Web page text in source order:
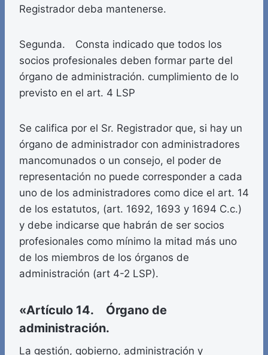
Registrador deba mantenerse.
Segunda. Consta indicado que todos los
socios profesionales deben formar parte del
órgano de administración. cumplimiento de lo
previsto en el art. 4 LSP
Se califica por el Sr. Registrador que, si hay un
órgano de administrador con administradores
mancomunados o un consejo, el poder de
representación no puede corresponder a cada
uno de los administradores como dice el art. 14
de los estatutos, (art. 1692, 1693 y 1694 C.c.)
y debe indicarse que habrán de ser socios
profesionales como mínimo la mitad más uno
de los miembros de los órganos de
administración (art 4-2 LSP).
«Artículo 14. Órgano de
administración.
La gestión, gobierno, administración y